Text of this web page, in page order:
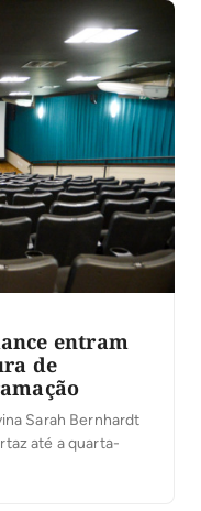
entram
de
Sarah Bernhardt
até a quarta-